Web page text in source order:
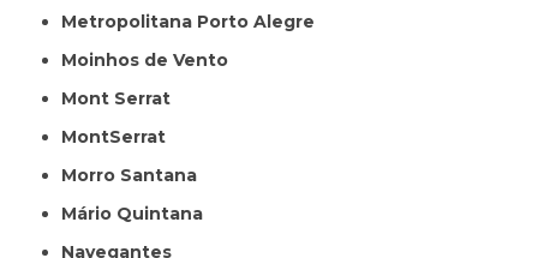
Metropolitana Porto Alegre
Moinhos de Vento
Mont Serrat
MontSerrat
Morro Santana
Mário Quintana
Navegantes